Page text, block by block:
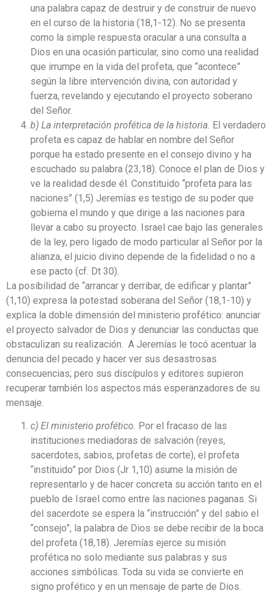
una palabra capaz de destruir y de construir de nuevo
en el curso de la historia (18,1-12). No se presenta
como la simple respuesta oracular a una consulta a
Dios en una ocasión particular, sino como una realidad
que irrumpe en la vida del profeta, que “acontece”
según la libre intervención divina, con autoridad y
fuerza, revelando y ejecutando el proyecto soberano
del Señor.
b) La interpretación profética de la historia. El verdadero
profeta es capaz de hablar en nombre del Señor
porque ha estado presente en el consejo divino y ha
escuchado su palabra (23,18). Conoce el plan de Dios y
ve la realidad desde él. Constituido “profeta para las
naciones” (1,5) Jeremías es testigo de su poder que
gobierna el mundo y que dirige a las naciones para
llevar a cabo su proyecto. Israel cae bajo las generales
de la ley, pero ligado de modo particular al Señor por la
alianza, el juicio divino depende de la fidelidad o no a
ese pacto (cf. Dt 30).
La posibilidad de “arrancar y derribar, de edificar y plantar”
(1,10) expresa la potestad soberana del Señor (18,1-10) y
explica la doble dimensión del ministerio profético: anunciar
el proyecto salvador de Dios y denunciar las conductas que
obstaculizan su realización. A Jeremías le tocó acentuar la
denuncia del pecado y hacer ver sus desastrosas
consecuencias; pero sus discípulos y editores supieron
recuperar también los aspectos más esperanzadores de su
mensaje.
c) El ministerio profético. Por el fracaso de las
instituciones mediadoras de salvación (reyes,
sacerdotes, sabios, profetas de corte), el profeta
“instituido” por Dios (Jr 1,10) asume la misión de
representarlo y de hacer concreta su acción tanto en el
pueblo de Israel como entre las naciones paganas. Si
del sacerdote se espera la “instrucción” y del sabio el
“consejo”, la palabra de Dios se debe recibir de la boca
del profeta (18,18). Jeremías ejerce su misión
profética no solo mediante sus palabras y sus
acciones simbólicas. Toda su vida se convierte en
signo profético y en un mensaje de parte de Dios.